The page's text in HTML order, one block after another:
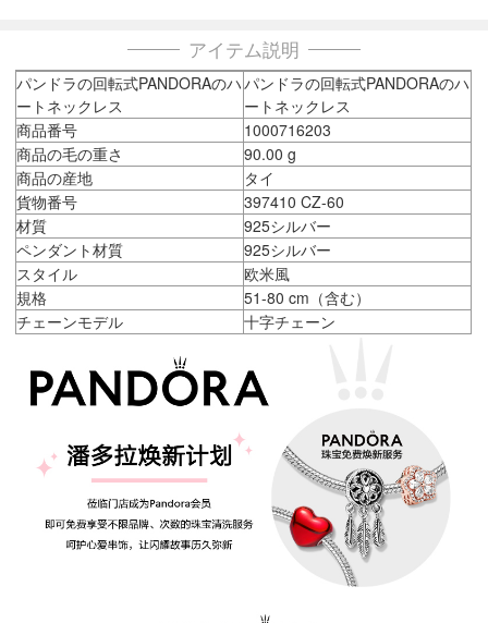
アイテム説明
パンドラの回転式PANDORAのハ
ートネックレス
パンドラの回転式PANDORAのハ
ートネックレス
商品番号
1000716203
商品の毛の重さ
90.00 g
商品の産地
タイ
貨物番号
397410 CZ-60
材質
925シルバー
ペンダント材質
925シルバー
スタイル
欧米風
規格
51-80 cm（含む）
チェーンモデル
十字チェーン